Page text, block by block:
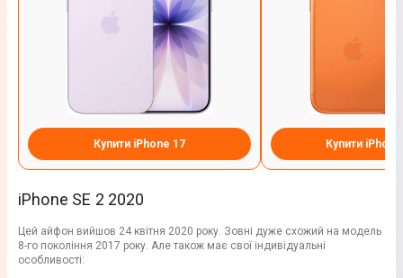
Купити iPhone 17 Купити
iPhone SE 2 2020
Цей айфон вийшов 24 квітня 2020 року. Зовні дуже схожий на модель
8-го покоління 2017 року. Але також має свої індивідуальні
особливості: